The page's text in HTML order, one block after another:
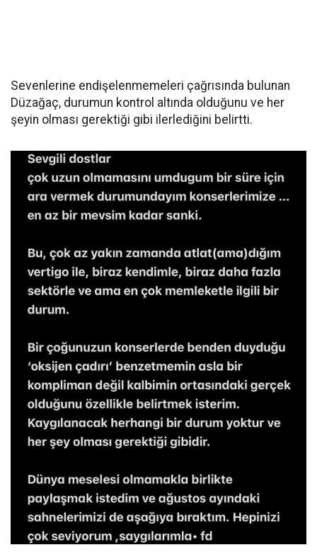
Sevenlerine endişelenmemeleri çağrısında bulunan
Düzağaç, durumun kontrol altında olduğunu ve her
şeyin olması gerektiği gibi ilerlediğini belirtti.